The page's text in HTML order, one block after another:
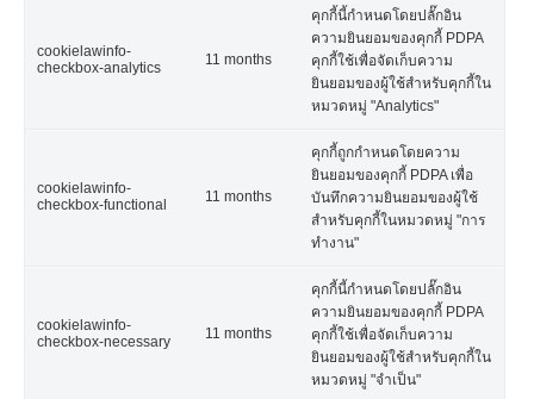
cookielawinfo-
checkbox-analytics
11 months
คุกกี้นี้กำหนดโดยปลั๊กอิน
ความยินยอมของคุกกี้ PDPA
คุกกี้ใช้เพื่อจัดเก็บความ
ยินยอมของผู้ใช้สำหรับคุกกี้ใน
หมวดหมู่ "Analytics"
cookielawinfo-
checkbox-functional
11 months
คุกกี้ถูกกำหนดโดยความ
ยินยอมของคุกกี้ PDPA เพื่อ
บันทึกความยินยอมของผู้ใช้
สำหรับคุกกี้ในหมวดหมู่ "การ
ทำงาน"
cookielawinfo-
checkbox-necessary
11 months
คุกกี้นี้กำหนดโดยปลั๊กอิน
ความยินยอมของคุกกี้ PDPA
คุกกี้ใช้เพื่อจัดเก็บความ
ยินยอมของผู้ใช้สำหรับคุกกี้ใน
หมวดหมู่ "จำเป็น"